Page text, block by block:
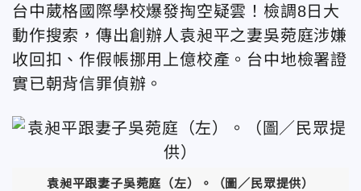
台中葳格國際學校爆發掏空疑雲！檢調8日大
動作搜索，傳出創辦人袁昶平之妻吳菀庭涉嫌
收回扣、作假帳挪用上億校產。台中地檢署證
實已朝背信罪偵辦。
袁昶平跟妻子吳菀庭（左）。 （圖／民眾提供）